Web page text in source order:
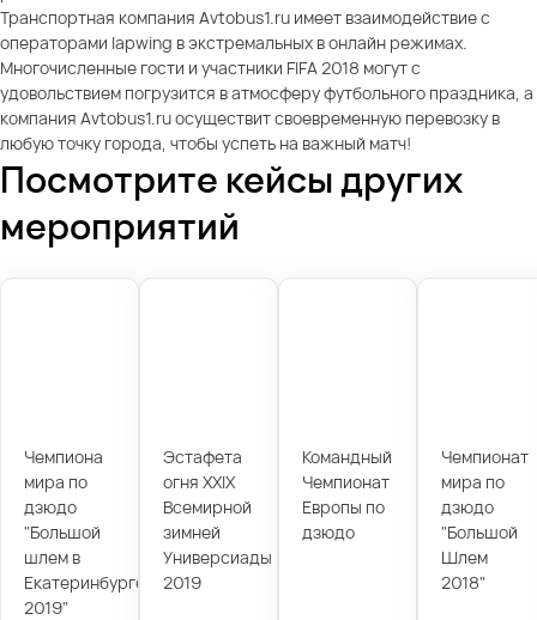
Транспортная компания Avtobus1.ru имеет взаимодействие с
операторами lapwing в экстремальных в онлайн режимах.
Многочисленные гости и участники FIFA 2018 могут с
удовольствием погрузится в атмосферу футбольного праздника, а
компания Avtobus1.ru осуществит своевременную перевозку в
любую точку города, чтобы успеть на важный матч!
Посмотрите кейсы других
мероприятий
Чемпиона
мира по
дзюдо
"Большой
шлем в
Екатеринбурге
2019"
Эстафета
огня XXIX
Всемирной
зимней
Универсиады
2019
Командный
Чемпионат
Европы по
дзюдо
Чемпионат
мира по
дзюдо
"Большой
Шлем
2018"